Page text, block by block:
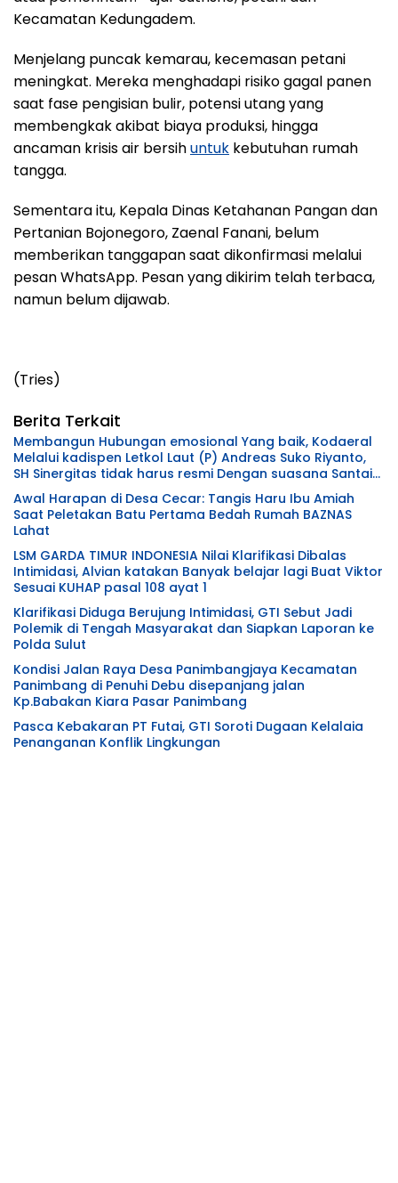
Kecamatan Kedungadem.
Menjelang puncak kemarau, kecemasan petani
meningkat. Mereka menghadapi risiko gagal panen
saat fase pengisian bulir, potensi utang yang
membengkak akibat biaya produksi, hingga
ancaman krisis air bersihuntuk kebutuhan rumah
tangga.
Sementara itu, Kepala Dinas Ketahanan Pangan dan
Pertanian Bojonegoro, Zaenal Fanani, belum
memberikan tanggapan saat dikonfirmasi melalui
pesan WhatsApp. Pesan yang dikirim telah terbaca,
namun belum dijawab.
(Tries)
Berita Terkait
Membangun Hubungan emosional Yang baik, Kodaeral
Melalui kadispen Letkol Laut (P) Andreas Suko Riyanto,
SH Sinergitas tidak harus resmi Dengan suasana Santai
lebih Dekat Dan Harmonis.
Awal Harapan di Desa Cecar: Tangis Haru Ibu Amiah
Saat Peletakan Batu Pertama Bedah Rumah BAZNAS
Lahat
LSM GARDA TIMUR INDONESIA Nilai Klarifikasi Dibalas
Intimidasi, Alvian katakan Banyak belajar lagi Buat Viktor
Sesuai KUHAP pasal 108 ayat 1
Klarifikasi Diduga Berujung Intimidasi, GTI Sebut Jadi
Polemik di Tengah Masyarakat dan Siapkan Laporan ke
Polda Sulut
Kondisi Jalan Raya Desa Panimbangjaya Kecamatan
Panimbang di Penuhi Debu disepanjang jalan
Kp.Babakan Kiara Pasar Panimbang
Pasca Kebakaran PT Futai, GTI Soroti Dugaan Kelalaia
Penanganan Konflik Lingkungan